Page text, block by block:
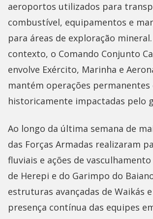
aeroportos utilizados para
combustível, equipamentos e
para áreas de exploração
contexto, o Comando Conjunto
envolve Exército, Marinha e
mantém operações permanentes
historicamente impactadas pelo
Ao longo da última semana de
das Forças Armadas realizaram
fluviais e ações de
de Herepi e do Garimpo do
estruturas avançadas de Waikás e
presença contínua das equipes